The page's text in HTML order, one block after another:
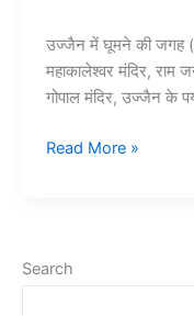
उज्जैन में घूमने की जगह
महाकालेश्वर मंदिर, राम
गोपाल मंदिर, उज्जैन के
10+
जगह
Read More »
Search